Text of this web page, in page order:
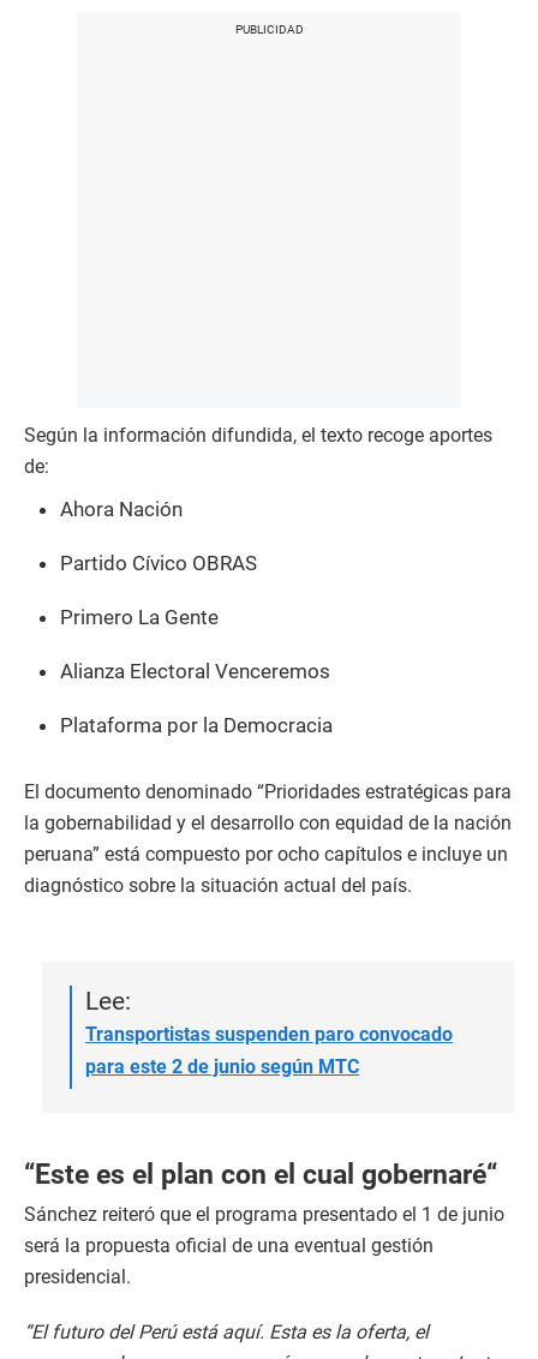
Según la información difundida, el texto recoge aportes
de:
Ahora Nación
Partido Cívico OBRAS
Primero La Gente
Alianza Electoral Venceremos
Plataforma por la Democracia
El documento denominado “Prioridades estratégicas para
la gobernabilidad y el desarrollo con equidad de la nación
peruana” está compuesto por ocho capítulos e incluye un
diagnóstico sobre la situación actual del país.
Lee:
Transportistas suspenden paro convocado
para este 2 de junio según MTC
“Este es el plan con el cual gobernaré“
Sánchez reiteró que el programa presentado el 1 de junio
será la propuesta oficial de una eventual gestión
presidencial.
“El futuro del Perú está aquí. Esta es la oferta, el